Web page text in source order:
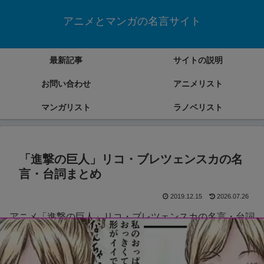
アニメとマンガの名言サイト
最新記事 サイトの説明
お問い合わせ アニメリスト
マンガリスト ラノベリスト
「進撃の巨人」リコ・ブレツェンスカの名
言・台詞まとめ
2019.12.15 2026.07.26
アニメ「進撃の巨人」リコ・ブレツェンスカの名言・台詞
をまとめていきます。